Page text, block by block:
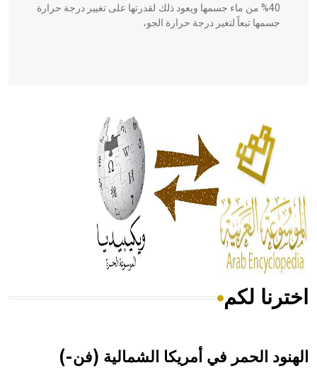
40% من ماء جسمها ويعود ذلك لقدرتها على تغيير درجة حرارة
جسمها تبعاً لتغير درجة حرارة الجو،
الحكم، الأدلة، تنظيم التغذية، ورسالته في جروح الرأس. ويعود
له الفضل بأنه حرر الطب من الدين والفلسفة.
- هل تعلم أن المرجان إفراز حيواني يتكون في البحر ويتركب
من مادة كربونات الكلسيوم، وهو أحمر أو شديد الحمرة وهو
أجود أنواعه، ويمتاز بكبر الحجم ويسمى الش
هل تعلم أن الأبسيد كلمة فرنسية اللفظ تم اعتمادها مصطلحاً
اخترنا لكم
الهنود الحمر في أمريكا الشمالية (فن-)